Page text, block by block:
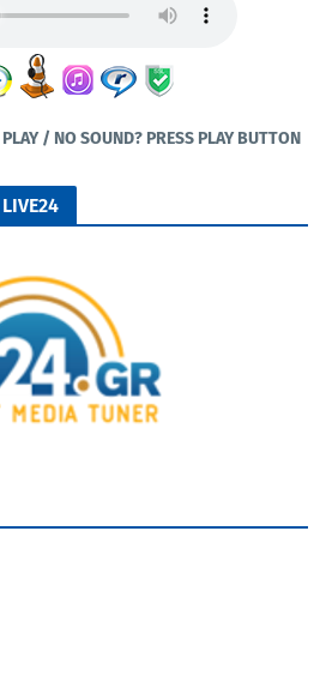
/ NO SOUND? PRESS PLAY BUTTON